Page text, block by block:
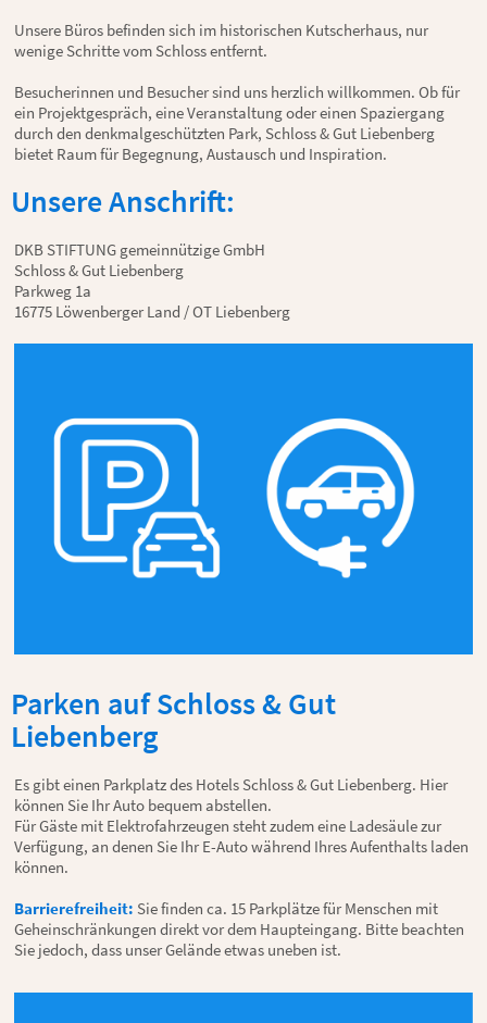
Unsere Büros befinden sich im historischen Kutscherhaus, nur
wenige Schritte vom Schloss entfernt.
Besucherinnen und Besucher sind uns herzlich willkommen. Ob für
ein Projektgespräch, eine Veranstaltung oder einen Spaziergang
durch den denkmalgeschützten Park, Schloss & Gut Liebenberg
bietet Raum für Begegnung, Austausch und Inspiration.
Unsere Anschrift:
DKB STIFTUNG gemeinnützige GmbH
Schloss & Gut Liebenberg
Parkweg 1a
16775 Löwenberger Land / OT Liebenberg
Parken auf Schloss & Gut
Liebenberg
Es gibt einen Parkplatz des Hotels Schloss & Gut Liebenberg. Hier
können Sie Ihr Auto bequem abstellen.
Für Gäste mit Elektrofahrzeugen steht zudem eine Ladesäule zur
Verfügung, an denen Sie Ihr E-Auto während Ihres Aufenthalts laden
können.
Barrierefreiheit: Sie finden ca. 15 Parkplätze für Menschen mit
Geheinschränkungen direkt vor dem Haupteingang. Bitte beachten
Sie jedoch, dass unser Gelände etwas uneben ist.